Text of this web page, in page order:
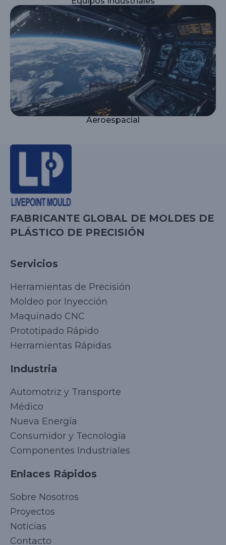
Aeroespacial
FABRICANTE GLOBAL DE MOLDES DE
PLÁSTICO DE PRECISIÓN
Servicios
Herramientas de Precisión
Moldeo por Inyección
Maquinado CNC
Prototipado Rápido
Herramientas Rápidas
Industria
Automotriz y Transporte
Médico
Nueva Energía
Consumidor y Tecnología
Componentes Industriales
Enlaces Rápidos
Sobre Nosotros
Proyectos
Noticias
Contacto